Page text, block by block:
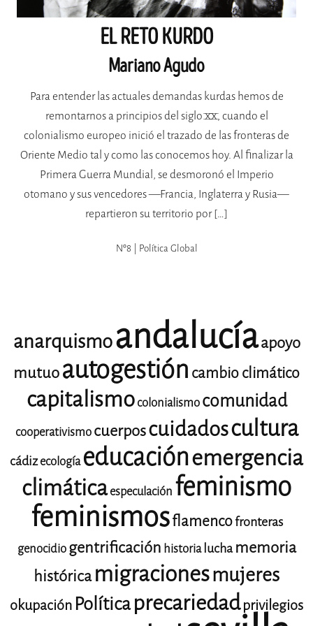
EL RETO KURDO
Mariano Agudo
Para entender las actuales demandas kurdas hemos de
remontarnos a principios del siglo XX, cuando el
colonialismo europeo inició el trazado de las fronteras de
Oriente Medio tal y como las conocemos hoy. Al finalizar la
Primera Guerra Mundial, se desmoronó el Imperio
otomano y sus vencedores —Francia, Inglaterra y Rusia—
repartieron su territorio por […]
Nº8 | Política Global
anarquismoandalucíaapoyo
mutuoautogestión cambio climático
capitalismocolonialismocomunidad
cooperativismocuerposcuidadoscultura
cádizecología educaciónemergencia
climáticaespeculación feminismo
feminismosflamencofronteras
genocidiogentrificación historialucha memoria
histórica migracionesmujeres
okupaciónPolíticaprecariedadprivilegios